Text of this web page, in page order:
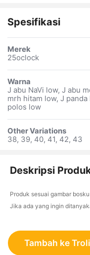
Spesifikasi
Merek
25oclock
Warna
J abu NaVi low, J abu
mrh hitam low, J
polos low
Other Variations
38, 39, 40, 41, 42, 43
Deskripsi
Produk sesuai gambar bosku
Jika ada yang ingin
Tambah ke Troli